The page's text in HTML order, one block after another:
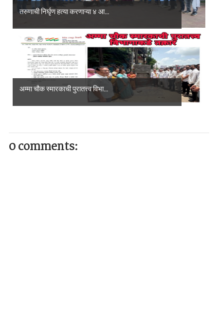
तरुणाची निर्घृण हत्या करणाऱ्या ४ आ...
अम्मा चौक स्मारकाची पुरातत्त्व विभा...
0 comments: